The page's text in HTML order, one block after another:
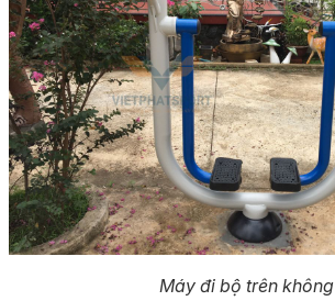
Máy đi bộ trên không